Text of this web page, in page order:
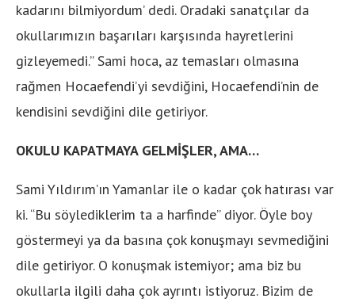
kadarını bilmiyordum’ dedi. Oradaki sanatçılar da
okullarımızın başarıları karşısında hayretlerini
gizleyemedi.” Sami hoca, az temasları olmasına
rağmen Hocaefendi’yi sevdiğini, Hocaefendi’nin de
kendisini sevdiğini dile getiriyor.
OKULU KAPATMAYA GELMİŞLER, AMA…
Sami Yıldırım’ın Yamanlar ile o kadar çok hatırası var
ki. “Bu söylediklerim ta a harfinde” diyor. Öyle boy
göstermeyi ya da basına çok konuşmayı sevmediğini
dile getiriyor. O konuşmak istemiyor; ama biz bu
okullarla ilgili daha çok ayrıntı istiyoruz. Bizim de